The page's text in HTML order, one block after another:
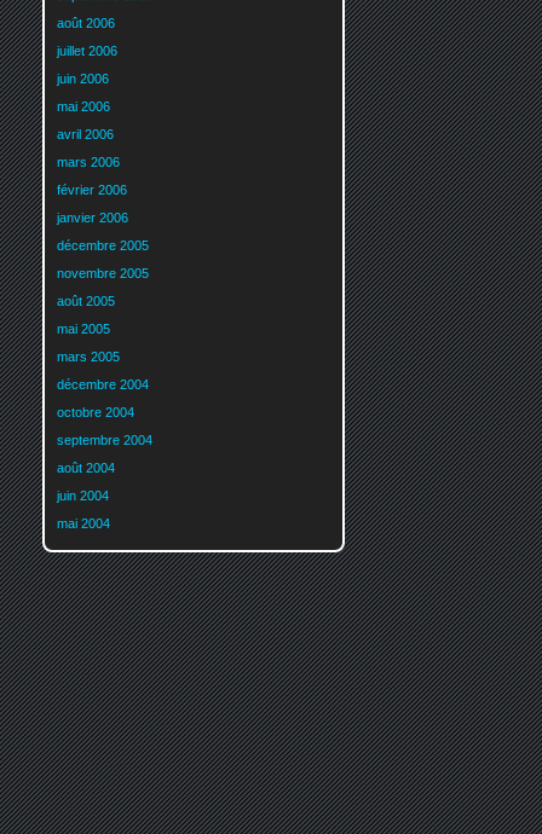
août 2006
juillet 2006
juin 2006
mai 2006
avril 2006
mars 2006
février 2006
janvier 2006
décembre 2005
novembre 2005
août 2005
mai 2005
mars 2005
décembre 2004
octobre 2004
septembre 2004
août 2004
juin 2004
mai 2004